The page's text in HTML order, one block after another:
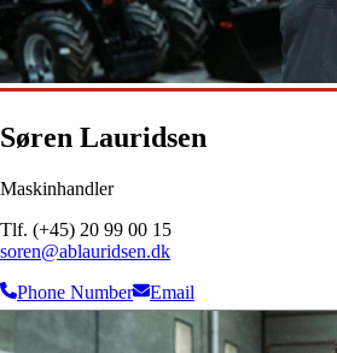
Søren Lauridsen
Maskinhandler
Tlf. (+45) 20 99 00 15
soren@ablauridsen.dk
Phone Number
Email